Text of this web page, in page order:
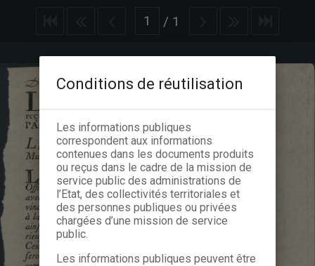
/ 1
Conditions de réutilisation
Les informations publiques
correspondent aux informations
contenues dans les documents produits
ou reçus dans le cadre de la mission de
service public des administrations de
l’Etat, des collectivités territoriales et
des personnes publiques ou privées
chargées d’une mission de service
public.
Les informations publiques peuvent être